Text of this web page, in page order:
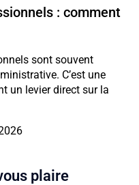
: comment
sont souvent
C’est une
un levier direct sur la
plaire